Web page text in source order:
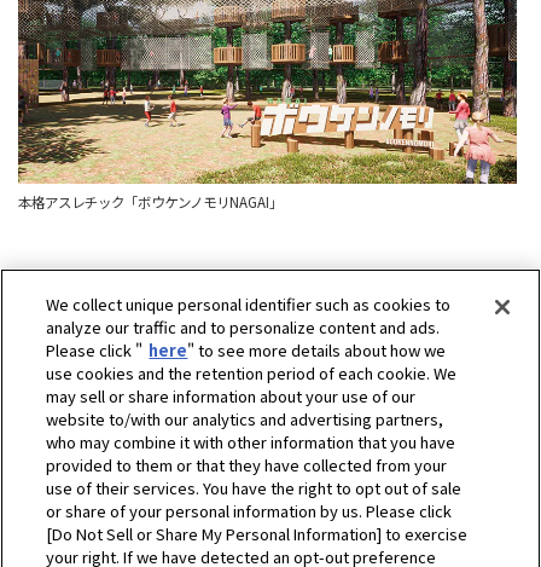
本格アスレチック「ボウケンノモリNAGAI」
ホーム 企業情報 CSR・環境 サステナビリティとSDGs
We collect unique personal identifier such as cookies to
analyze our traffic and to personalize content and ads.
Please click " here" to see more details about how we
use cookies and the retention period of each cookie. We
may sell or share information about your use of our
website to/with our analytics and advertising partners,
who may combine it with other information that you have
provided to them or that they have collected from your
use of their services. You have the right to opt out of sale
or share of your personal information by us. Please click
[Do Not Sell or Share My Personal Information] to exercise
your right. If we have detected an opt-out preference